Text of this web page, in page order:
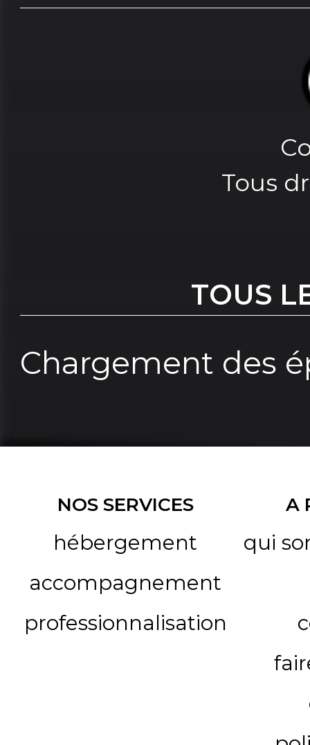
Tous
TOUS
Chargement des
NOS SERVICES
hébergement
accompagnement
professionnalisation
A
qui